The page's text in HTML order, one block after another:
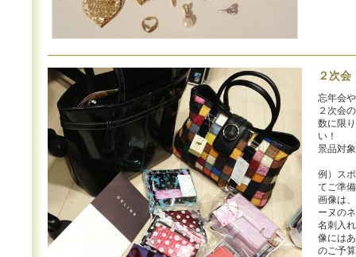
２次会
忘年会
２次会
数に限
い！
景品対
例）ス
てご準
画像は
ーヌの
名刺入
像には
のご予